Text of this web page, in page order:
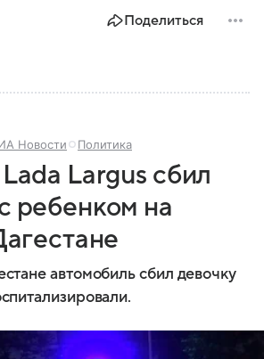
устроена Госдума, какие
Поделиться
Новости Политика
Largus сбил
ребенком на
автомобиль сбил девочку